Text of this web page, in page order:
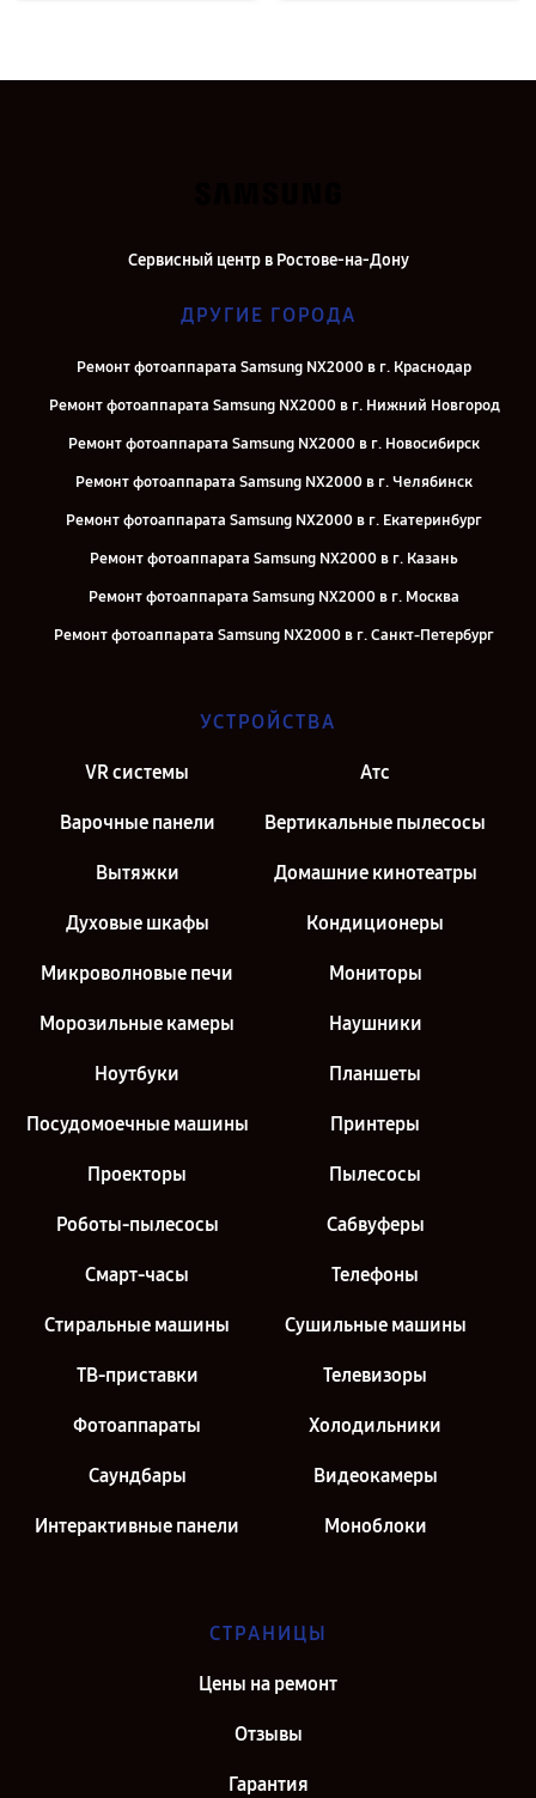
Сервисный центр в Ростове-на-Дону
ДРУГИЕ ГОРОДА
Ремонт фотоаппарата Samsung NX2000 в г. Краснодар
Ремонт фотоаппарата Samsung NX2000 в г. Нижний Новгород
Ремонт фотоаппарата Samsung NX2000 в г. Новосибирск
Ремонт фотоаппарата Samsung NX2000 в г. Челябинск
Ремонт фотоаппарата Samsung NX2000 в г. Екатеринбург
Ремонт фотоаппарата Samsung NX2000 в г. Казань
Ремонт фотоаппарата Samsung NX2000 в г. Москва
Ремонт фотоаппарата Samsung NX2000 в г. Санкт-Петербург
УСТРОЙСТВА
VR системы Атс
Варочные панели Вертикальные пылесосы
Вытяжки Домашние кинотеатры
Духовые шкафы Кондиционеры
Микроволновые печи Мониторы
Морозильные камеры Наушники
Ноутбуки Планшеты
Посудомоечные машины Принтеры
Проекторы Пылесосы
Роботы-пылесосы Сабвуферы
Смарт-часы Телефоны
Стиральные машины Сушильные машины
ТВ-приставки Телевизоры
Фотоаппараты Холодильники
Саундбары Видеокамеры
Интерактивные панели Моноблоки
СТРАНИЦЫ
Цены на ремонт
Отзывы
Гарантия